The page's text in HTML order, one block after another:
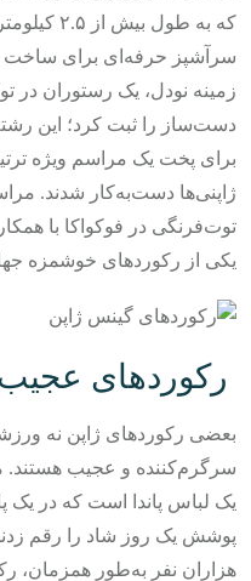
که به طول
سرآشپز حرفه‌ای برای ساخت
زمینه نودل، یک رستوران در
برای پخت یک مراسم ویژه
ژاپنی‌ها دست‌به‌کار شدند.
توت‌فرنگی در فوکواکا با
یکی از رکوردهای خوشمزه
رکوردهای
بعضی رکوردهای ژاپن نه
سرگرم‌کننده و عجیب هستند.
یک لباس پاندا است که در یک
پوشش یک روز شاد را رقم
هزاران نفر به‌طور همزمان،